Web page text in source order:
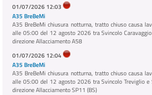
01/07/2026 12:03
A35 BreBeMi
A35 BreBeMi chiusura notturna, tratto chiuso causa
alle 05:00 del 12 agosto 2026 tra Svincolo
direzione Allacciamento A58
01/07/2026 12:04
A35 BreBeMi
A35 BreBeMi chiusura notturna, tratto chiuso causa
alle 05:00 del 12 agosto 2026 tra Svincolo Treviglio e
direzione Allacciamento SP11 (BS)